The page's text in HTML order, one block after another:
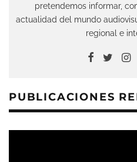
pretendemos informar,
actualidad del mundo
regional e
PUBLICACIONES